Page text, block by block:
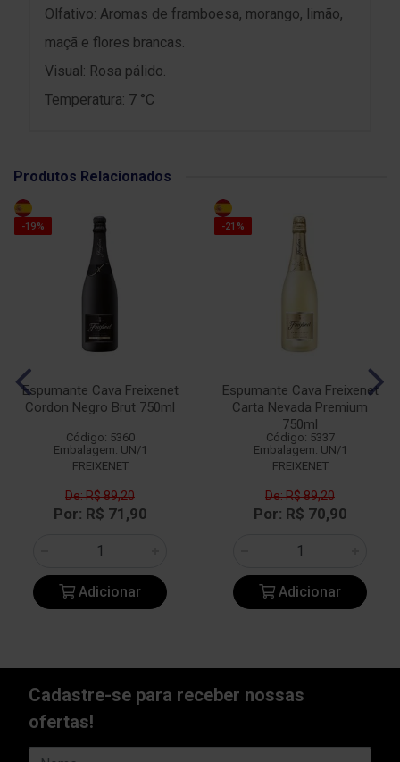
Olfativo: Aromas de framboesa, morango, limão,
maçã e flores brancas.
Visual: Rosa pálido.
Temperatura: 7 °C
Produtos Relacionados
-19%
Espumante Cava Freixenet
Cordon Negro Brut 750ml
Código: 5360
Embalagem: UN/1
FREIXENET
De: R$ 89,20
Por: R$ 71,90
Adicionar
-21%
Espumante Cava Freixenet
Carta Nevada Premium
750ml
Código: 5337
Embalagem: UN/1
FREIXENET
De: R$ 89,20
Por: R$ 70,90
Adicionar
Cadastre-se para receber nossas
ofertas!